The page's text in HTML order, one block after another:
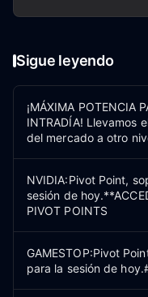
Sigue leyendo
¡MÁXIMA POTENCIA
INTRADÍA! Llevamos
del mercado a otro
NVIDIA:Pivot Point,
sesión de
PIVOT POINTS
GAMESTOP:Pivot
para la sesión de